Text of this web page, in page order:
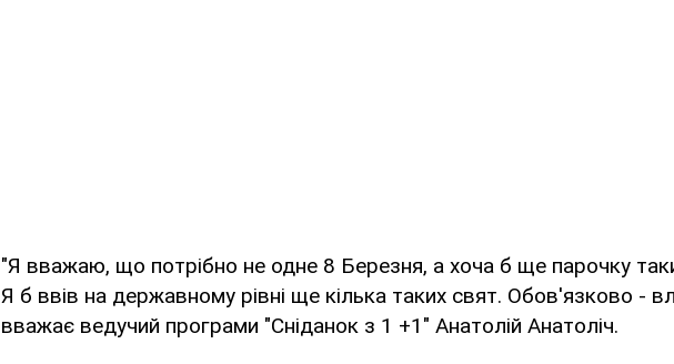
"Я вважаю, що потрібно не одне 8 Березня, а хоча б ще парочку
Я б ввів на державному рівні ще кілька таких свят. Обов'язково -
вважає ведучий програми "Сніданок з 1 +1" Анатолій Анатоліч.